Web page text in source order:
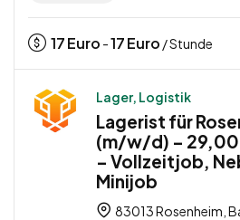
17Euro -17Euro / Stunde
Lager, Logistik
Lagerist für
(m/w/d) –
– Vollzeitjob,
Minijob
83013 Rosenheim,